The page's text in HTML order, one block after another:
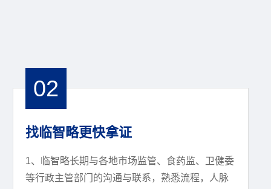
02
找临智略更快拿证
1、临智略长期与各地市场监管、食药监、卫健委
等行政主管部门的沟通与联系，熟悉流程，人脉